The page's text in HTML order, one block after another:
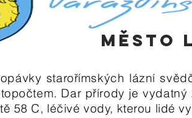
MĚSTO
starořímských lázní
Dar přírody je
58 C, léčivé vody, kterou lidé